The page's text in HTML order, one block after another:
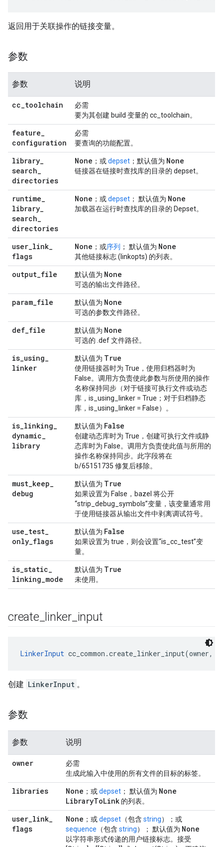
返回用于关联操作的链接变量。
参数
参数 说明
cc_toolchain
必需
要为其创建 build 变量的 cc_toolchain。
feature_
configuration
必需
要查询的功能配置。
library_
search_
directories
None ；或depset ；默认值为 None
链接器在链接时查找库的目录的 depset。
runtime_
library_
search_
directories
None ；或depset ； 默认值为 None
加载器在运行时查找库的目录的 Depset。
user_link_
flags
None ；或序列 ； 默认值为 None
其他链接标志 (linkopts) 的列表。
output_file 默认值为 None
可选的输出文件路径。
param_file 默认值为 None
可选的参数文件路径。
def_file 默认值为 None
可选的 .def 文件路径。
is_using_
linker
默认值为 True
使用链接器时为 True，使用归档器时为
False。调用方负责使此参数与所使用的操作
名称保持同步（对于链接可执行文件或动态
库，is_using_linker = True；对于归档静态
库，is_using_linker = False）。
is_linking_
dynamic_
library
默认值为 False
创建动态库时为 True，创建可执行文件或静
态库时为 False。调用方负责使此值与所用的
操作名称保持同步。此字段将在
b/65151735 修复后移除。
must_keep_
debug
默认值为 True
如果设置为 False，bazel 将公开
“strip_debug_symbols”变量，该变量通常用
于使用链接器从输出文件中剥离调试符号。
use_test_
only_flags
默认值为 False
如果设置为 true，则会设置“is_cc_test”变
量。
is_static_
linking_mode
默认值为 True
未使用。
create linker_ input
LinkerInput cc_common.create_linker_input(owner,
创建 LinkerInput 。
参数
参数 说明
owner
必需
生成此输入中使用的所有文件的目标的标签。
libraries None ；或depset ； 默认值为 None
LibraryToLink 的列表。
user_link_
flags
None ；或depset （包含 string）；或
sequence （包含 string）； 默认值为 None
以字符串形式传递的用户链接标志。接受